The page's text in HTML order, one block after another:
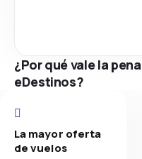
¿Por qué vale la
eDestinos?
La mayor oferta
de vuelos